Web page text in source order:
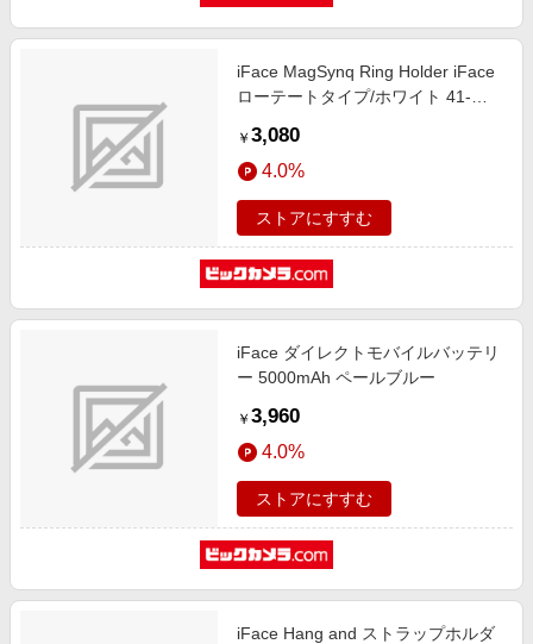
iFace MagSynq Ring Holder iFace
ローテートタイプ/ホワイト 41-
￥ 3,080
4.0%
ストアにすすむ
iFace ダイレクトモバイルバッテリ
ー 5000mAh ペールブルー
￥ 3,960
4.0%
ストアにすすむ
iFace Hang and ストラップホルダ